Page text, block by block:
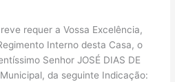
requer a Vossa Excelência,
Interno desta Casa, o
Senhor JOSÉ DIAS DE
da seguinte Indicação: